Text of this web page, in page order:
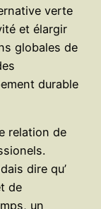
verte
et élargir
globales de
durable
relation de
dire qu’
de
un